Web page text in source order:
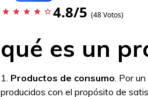
star star star star star_border 4.8/5 (48 Votos)
qué es un
1. Productos de consumo. Por
producidos con el propósito de